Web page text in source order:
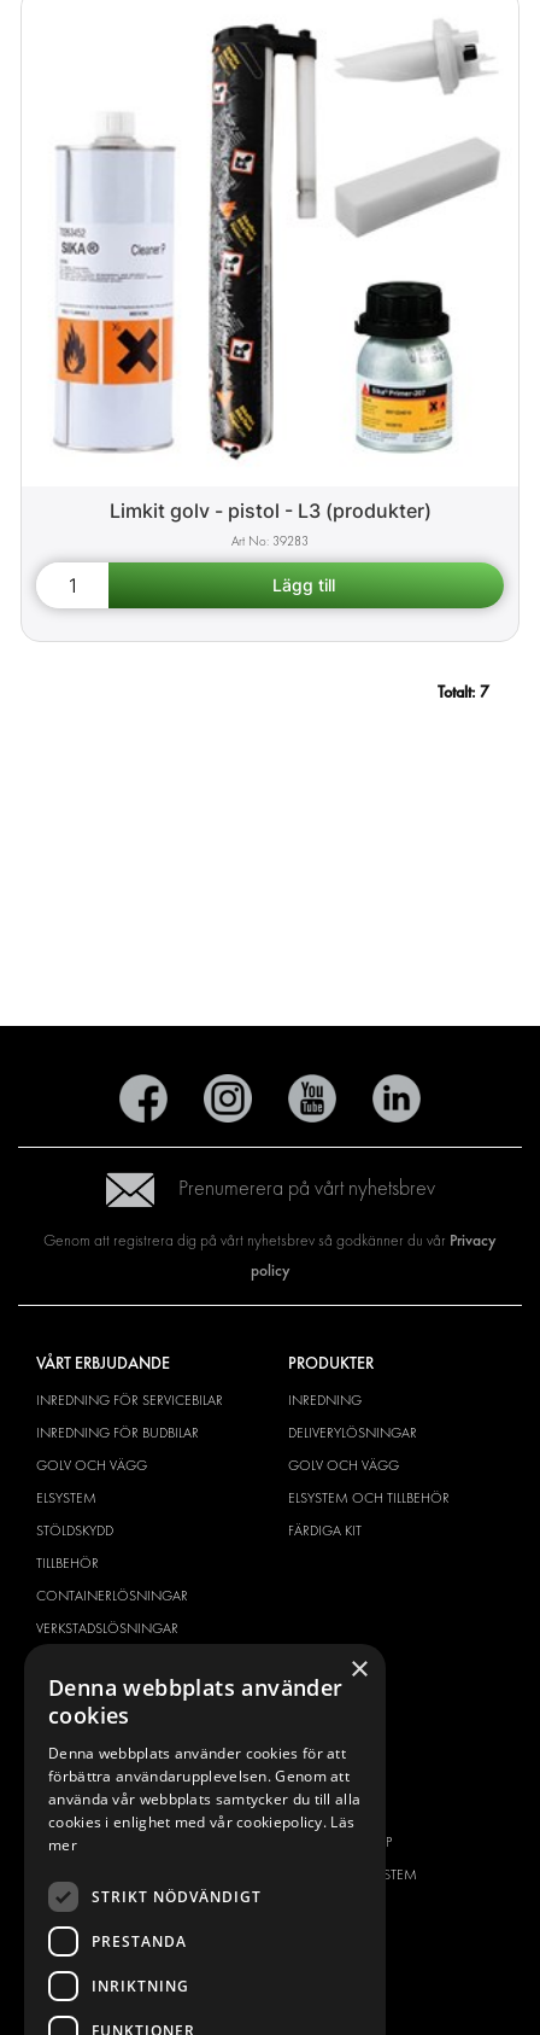
Limkit golv - pistol - L3 (produkter)
39283
Totalt: 7
Prenumerera på vårt nyhetsbrev
Genom att registrera dig på vårt nyhetsbrev så godkänner du vår Privacy
policy
VÅRT ERBJUDANDE
INREDNING FÖR SERVICEBILAR
INREDNING FÖR BUDBILAR
GOLV OCH VÄGG
ELSYSTEM
STÖLDSKYDD
TILLBEHÖR
CONTAINERLÖSNINGAR
VERKSTADSLÖSNINGAR
FLEET MANAGEMENT
SERVICE CENTERS
DESIGNKONSULTATION
PRODUKTER
INREDNING
DELIVERYLÖSNINGAR
GOLV OCH VÄGG
ELSYSTEM OCH TILLBEHÖR
FÄRDIGA KIT
BILMÄRKEN
CITROËN
FIAT
FORD
HYUNDAI
IVECO
OM OSS
ONE-STOP-SHOP
OM MODUL-SYSTEM
×
Denna webbplats använder
cookies
Denna webbplats använder cookies för att
förbättra användarupplevelsen. Genom att
använda vår webbplats samtycker du till alla
cookies i enlighet med vår cookiepolicy. Läs
mer
STRIKT NÖDVÄNDIGT
PRESTANDA
INRIKTNING
FUNKTIONER